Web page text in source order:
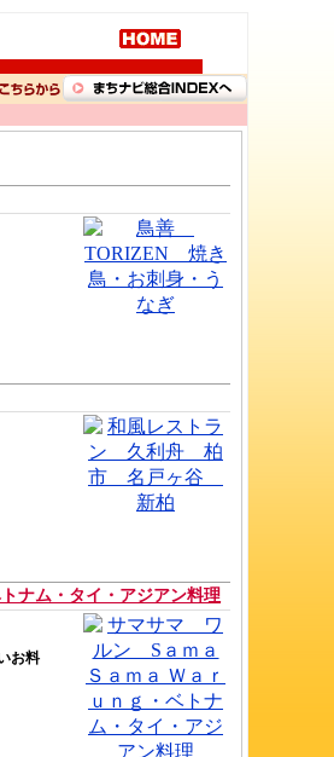
ナム・タイ・アジアン料理
お料